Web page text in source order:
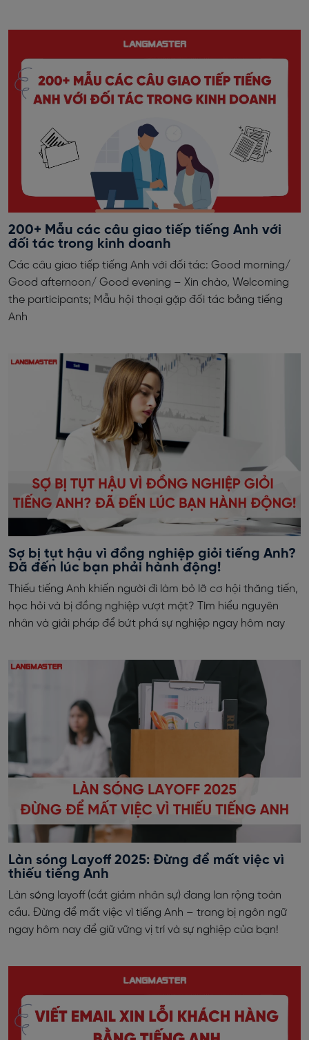
200+ Mẫu các câu giao tiếp tiếng Anh với
đối tác trong kinh doanh
Các câu giao tiếp tiếng Anh với đối tác: Good morning/
Good afternoon/ Good evening – Xin chào, Welcoming
the participants; Mẫu hội thoại gặp đối tác bằng tiếng
Anh
Sợ bị tụt hậu vì đồng nghiệp giỏi tiếng Anh?
Đã đến lúc bạn phải hành động!
Thiếu tiếng Anh khiến người đi làm bỏ lỡ cơ hội thăng tiến,
học hỏi và bị đồng nghiệp vượt mặt? Tìm hiểu nguyên
nhân và giải pháp để bứt phá sự nghiệp ngay hôm nay
Làn sóng Layoff 2025: Đừng để mất việc vì
thiếu tiếng Anh
Làn sóng layoff (cắt giảm nhân sự) đang lan rộng toàn
cầu. Đừng để mất việc vì tiếng Anh – trang bị ngôn ngữ
ngay hôm nay để giữ vững vị trí và sự nghiệp của bạn!